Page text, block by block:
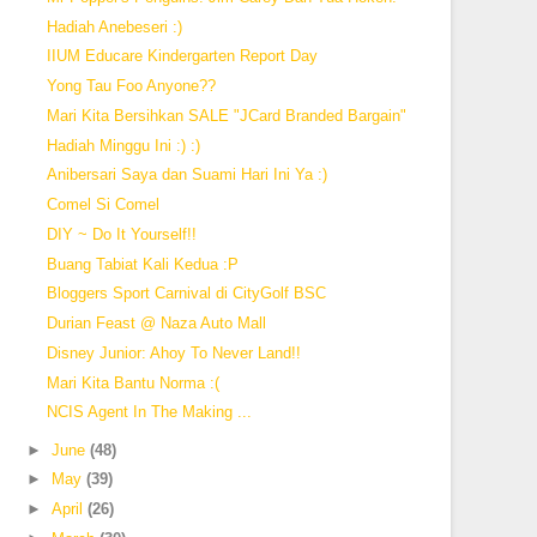
Hadiah Anebeseri :)
IIUM Educare Kindergarten Report Day
Yong Tau Foo Anyone??
Mari Kita Bersihkan SALE "JCard Branded Bargain"
Hadiah Minggu Ini :) :)
Anibersari Saya dan Suami Hari Ini Ya :)
Comel Si Comel
DIY ~ Do It Yourself!!
Buang Tabiat Kali Kedua :P
Bloggers Sport Carnival di CityGolf BSC
Durian Feast @ Naza Auto Mall
Disney Junior: Ahoy To Never Land!!
Mari Kita Bantu Norma :(
NCIS Agent In The Making ...
► June (48)
►
May (39)
► April (26)